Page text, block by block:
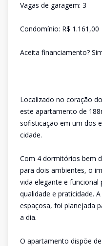
Vagas de garagem: 3
Condomínio: R$ 1.161,00
Aceita financiamento?
Localizado no coração
este apartamento de
sofisticação em um dos
cidade.
Com 4 dormitórios bem
para dois ambientes, o
vida elegante e funcional
qualidade e praticidade.
espaçosa, foi planejada
a dia.
O apartamento dispõe